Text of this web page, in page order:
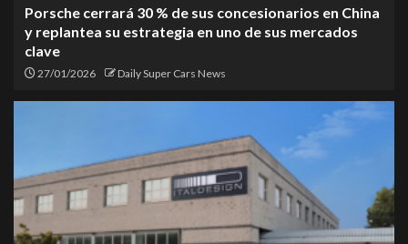
Porsche cerrará 30 % de sus concesionarios en China
y replantea su estrategia en uno de sus mercados
clave
27/01/2026 Daily Super Cars News